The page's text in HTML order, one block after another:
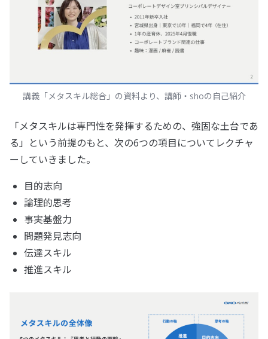
講義「メタスキル総合」の資料より、講師・shoの自己紹介
「メタスキルは専門性を発揮するための、強固な土台であ
る」という前提のもと、次の6つの項目についてレクチャ
ーしていきました。
目的志向
論理的思考
事実基盤力
問題発見志向
伝達スキル
推進スキル